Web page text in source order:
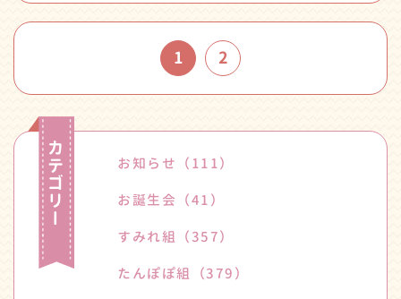
1 2
お知らせ （111）
お誕生会 （41）
すみれ組 （357）
たんぽぽ組
（379）